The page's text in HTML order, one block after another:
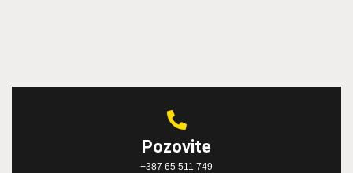
Pozovite
+387 65 511 749